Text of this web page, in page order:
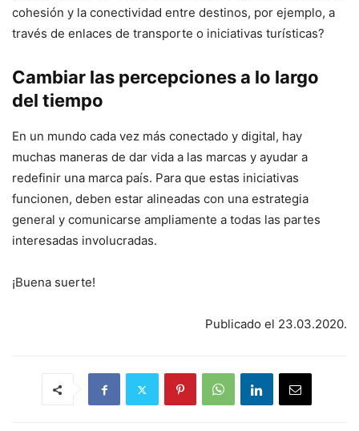
cohesión y la conectividad entre destinos, por ejemplo, a
través de enlaces de transporte o iniciativas turísticas?
Cambiar las percepciones a lo largo
del tiempo
En un mundo cada vez más conectado y digital, hay
muchas maneras de dar vida a las marcas y ayudar a
redefinir una marca país. Para que estas iniciativas
funcionen, deben estar alineadas con una estrategia
general y comunicarse ampliamente a todas las partes
interesadas involucradas.
¡Buena suerte!
Publicado el 23.03.2020.